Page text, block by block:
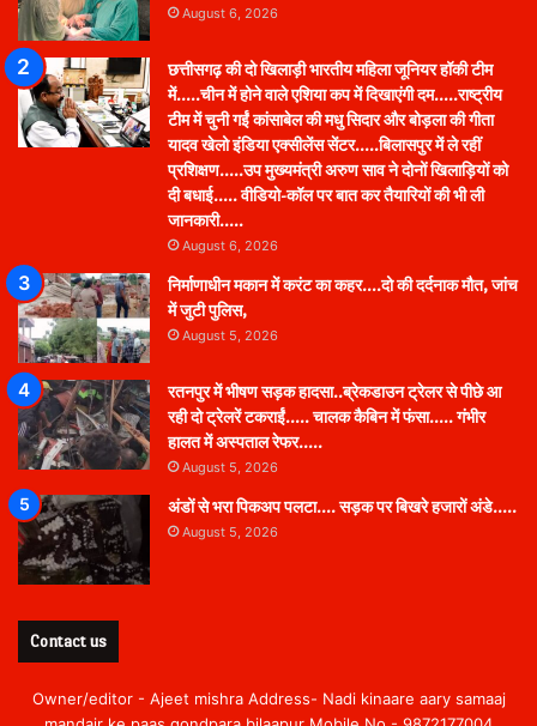
August 6, 2026
छत्तीसगढ़ की दो खिलाड़ी भारतीय महिला जूनियर हॉकी टीम
में…..चीन में होने वाले एशिया कप में दिखाएंगी दम…..राष्ट्रीय
टीम में चुनी गईं कांसाबेल की मधु सिदार और बोड़ला की गीता
यादव खेलो इंडिया एक्सीलेंस सेंटर…..बिलासपुर में ले रहीं
प्रशिक्षण…..उप मुख्यमंत्री अरुण साव ने दोनों खिलाड़ियों को
दी बधाई….. वीडियो-कॉल पर बात कर तैयारियों की भी ली
जानकारी…..
August 6, 2026
निर्माणाधीन मकान में करंट का कहर….दो की दर्दनाक मौत, जांच
में जुटी पुलिस,
August 5, 2026
रतनपुर में भीषण सड़क हादसा..ब्रेकडाउन ट्रेलर से पीछे आ
रही दो ट्रेलरें टकराईं….. चालक कैबिन में फंसा….. गंभीर
हालत में अस्पताल रेफर…..
August 5, 2026
अंडों से भरा पिकअप पलटा…. सड़क पर बिखरे हजारों अंडे…..
August 5, 2026
Contact us
Owner/editor - Ajeet mishra Address- Nadi kinaare aary samaaj